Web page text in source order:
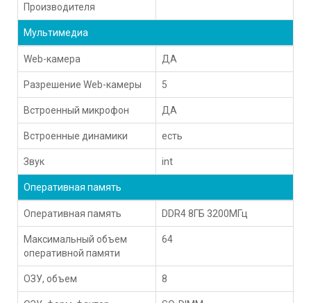
Производителя
Мультимедиа
Web-камера ДА
Разрешение Web-камеры 5
Встроенный микрофон ДА
Встроенные динамики есть
Звук int
Оперативная память
Оперативная память DDR4 8ГБ 3200МГц
Максимальный объем
оперативной памяти
64
ОЗУ, объем 8